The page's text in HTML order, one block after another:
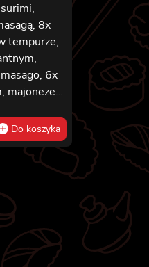
8x
tempurze,
6x
majonezem
z
z
Do koszyka